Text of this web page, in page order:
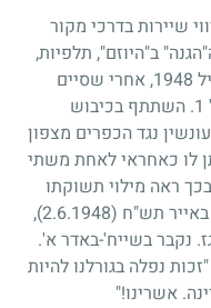
שיירות בדרכי מקור
ב"היוזם", תלפיות,
1948, אחרי שסיים
1. השתתף בכיבוש
נגד הכפרים מצפון
לו כאחראי לאחת משתי
ראה מילוי תשוקתו
תש"ח (2.6.1948)
,
נקבר בשייח'-באדר א'.
נפלה בגורלנו להיות
אשרינו!"